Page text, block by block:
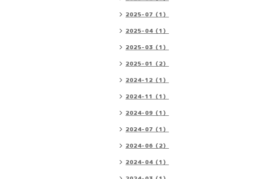
2025-07（1）
2025-04（1）
2025-03（1）
2025-01（2）
2024-12（1）
2024-11（1）
2024-09（1）
2024-07（1）
2024-06（2）
2024-04（1）